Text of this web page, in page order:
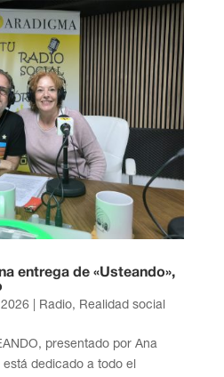
entrega de «Usteando»,
| Radio, Realidad social
presentado por Ana
dedicado a todo el